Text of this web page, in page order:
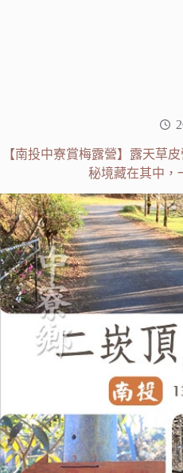
【南投中寮賞梅露營】露天草
秘境藏在其中，